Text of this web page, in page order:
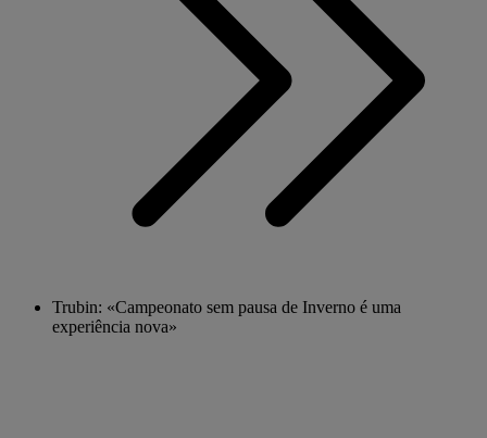
Trubin: «Campeonato sem pausa de Inverno é uma
experiência nova»